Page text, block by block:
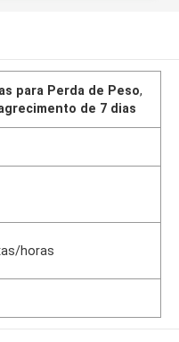
para Perda de Peso,
de 7 dias
horas